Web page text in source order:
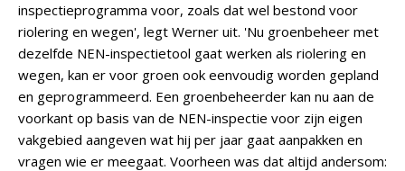
inspectieprogramma voor, zoals dat wel bestond voor
riolering en wegen', legt Werner uit. 'Nu groenbeheer met
dezelfde NEN-inspectietool gaat werken als riolering en
wegen, kan er voor groen ook eenvoudig worden gepland
en geprogrammeerd. Een groenbeheerder kan nu aan de
voorkant op basis van de NEN-inspectie voor zijn eigen
vakgebied aangeven wat hij per jaar gaat aanpakken en
vragen wie er meegaat. Voorheen was dat altijd andersom: